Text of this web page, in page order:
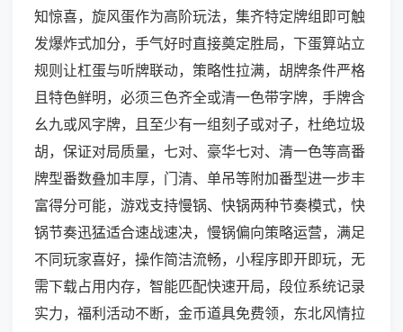
知惊喜，旋风蛋作为高阶玩法，集齐特定牌组即可触
发爆炸式加分，手气好时直接奠定胜局，下蛋算站立
规则让杠蛋与听牌联动，策略性拉满，胡牌条件严格
且特色鲜明，必须三色齐全或清一色带字牌，手牌含
幺九或风字牌，且至少有一组刻子或对子，杜绝垃圾
胡，保证对局质量，七对、豪华七对、清一色等高番
牌型番数叠加丰厚，门清、单吊等附加番型进一步丰
富得分可能，游戏支持慢锅、快锅两种节奏模式，快
锅节奏迅猛适合速战速决，慢锅偏向策略运营，满足
不同玩家喜好，操作简洁流畅，小程序即开即玩，无
需下载占用内存，智能匹配快速开局，段位系统记录
实力，福利活动不断，金币道具免费领，东北风情拉